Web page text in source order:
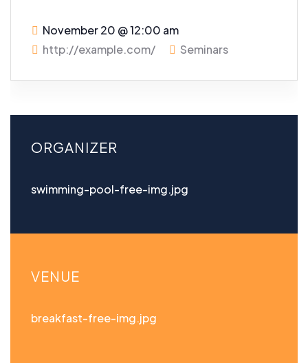
November 20 @12:00 am
http://example.com/
Seminars
ORGANIZER
swimming-pool-free-img.jpg
VENUE
breakfast-free-img.jpg